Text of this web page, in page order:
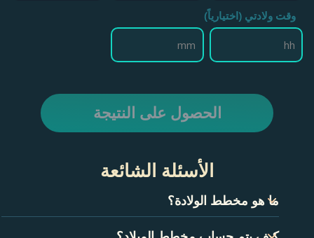
وقت ولادتي (اختيارياً)
الحصول على النتيجة
الأسئلة الشائعة
ما هو مخطط الولادة؟
مخطط الميلاد، ويسمى أيضًا مخطط الولادة، هو من الناحية الفنية